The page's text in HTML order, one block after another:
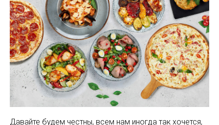
Давайте будем честны, всем нам иногда так хочется,